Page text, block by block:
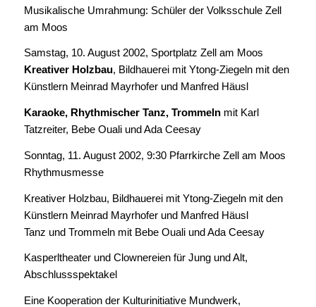
Musikalische Umrahmung: Schüler der Volksschule Zell
am Moos
Samstag, 10. August 2002, Sportplatz Zell am Moos
Kreativer Holzbau, Bildhauerei mit Ytong-Ziegeln mit den
Künstlern Meinrad Mayrhofer und Manfred Häusl
Karaoke, Rhythmischer Tanz, Trommelnmit Karl
Tatzreiter, Bebe Ouali und Ada Ceesay
Sonntag, 11. August 2002, 9:30 Pfarrkirche Zell am Moos
Rhythmusmesse
Kreativer Holzbau, Bildhauerei mit Ytong-Ziegeln mit den
Künstlern Meinrad Mayrhofer und Manfred Häusl
Tanz und Trommeln mit Bebe Ouali und Ada Ceesay
Kasperltheater und Clownereien für Jung und Alt,
Abschlussspektakel
Eine Kooperation der Kulturinitiative Mundwerk,